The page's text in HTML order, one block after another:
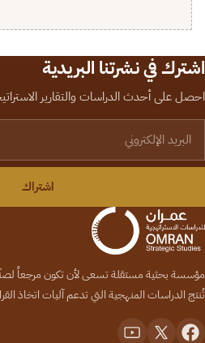
اشترك في نشرتنا البريدية
احصل على أحدث الدراسات والتقارير
اشتراك
مؤسسة بحثية مستقلة تسعى لأن تكون مرجعاً
تُنتج الدراسات المنهجية التي تدعم آليات اتخاذ